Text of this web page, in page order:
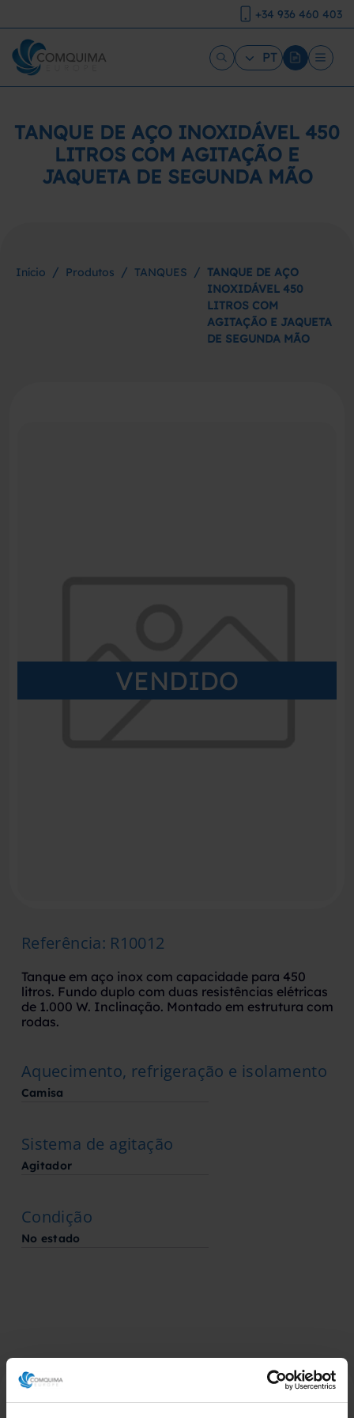
+34 936 460 403
PT
TANQUE DE AÇO INOXIDÁVEL 450
LITROS COM AGITAÇÃO E
JAQUETA DE SEGUNDA MÃO
Início / Produtos / TANQUES / TANQUE DE AÇO
INOXIDÁVEL 450
LITROS COM
AGITAÇÃO E JAQUETA
DE SEGUNDA MÃO
VENDIDO
Referência: R10012
Tanque em aço inox com capacidade para 450
litros. Fundo duplo com duas resistências elétricas
de 1.000 W. Inclinação. Montado em estrutura com
rodas.
Aquecimento, refrigeração e isolamento
Camisa
Sistema de agitação
Agitador
Condição
No estado